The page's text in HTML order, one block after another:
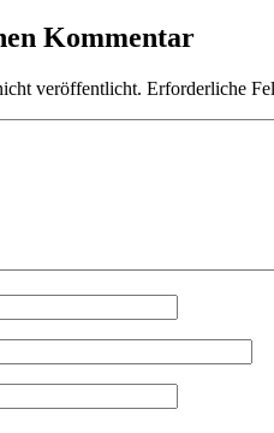
Kommentar
veröffentlicht. Erforderliche